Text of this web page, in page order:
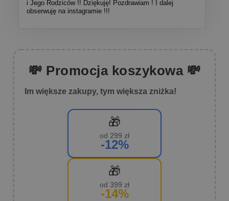
i Jego Rodziców !! Dziękuję! Pozdrawiam ! I dalej
obserwuję na instagramie !!!
💸 Promocja koszykowa 💸
Im większe zakupy, tym większa zniżka!
🎁
od 299 zł
-12%
🎁
od 399 zł
-14%